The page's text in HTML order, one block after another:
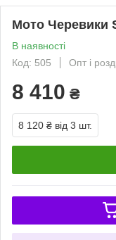
Мото Черевики
В наявності
Код: 505
Опт і
8 410 ₴
8 120 ₴ від 3 шт.